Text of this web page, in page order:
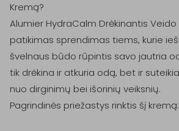
Kremą?
Alumier HydraCalm Drėkinantis
patikimas sprendimas tiems, kurie
švelnaus būdo rūpintis savo jautria
tik drėkina ir atkuria odą, bet ir
nuo dirginimų bei išorinių veiksnių.
Pagrindinės priežastys rinktis šį kremą: